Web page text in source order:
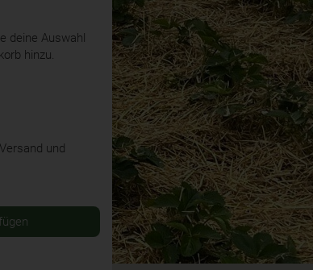
deine Auswahl
hinzu.
und